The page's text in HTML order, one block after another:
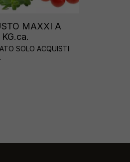
TACCHINO PETTO
€/kg.13,50
Registrati e scopri il listino a te
PREZZO RISERVATO SOLO